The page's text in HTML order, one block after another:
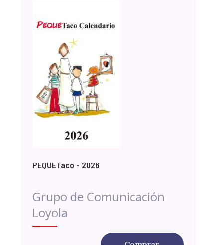
PEQUETaco - 2026
Grupo de Comunicación
Loyola